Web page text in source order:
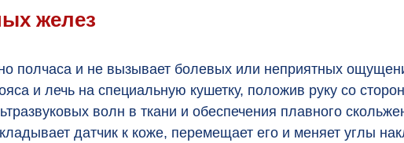
желез
полчаса и не вызывает болевых или неприятных
и лечь на специальную кушетку, положив руку со
волн в ткани и обеспечения плавного
датчик к коже, перемещает его и меняет углы